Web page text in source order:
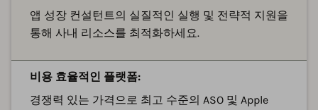
앱 성장 컨설턴트의 실질적인 실행 및 전략적 지원을
통해 사내 리소스를 최적화하세요.
비용 효율적인 플랫폼:
경쟁력 있는 가격으로 최고 수준의 ASO 및 Apple